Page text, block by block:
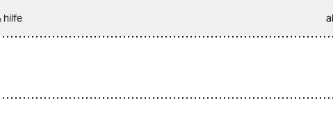
hilfe